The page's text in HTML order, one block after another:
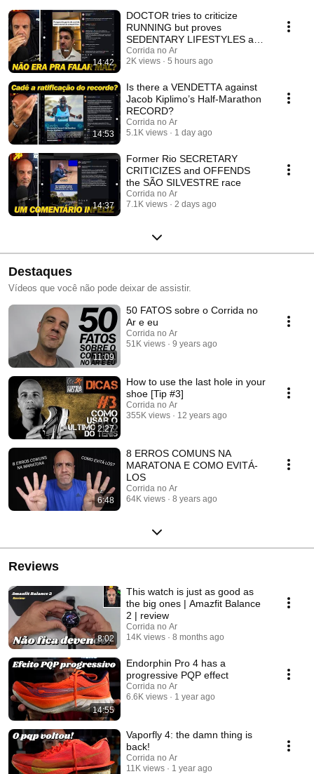
14:42
DOCTOR tries to criticize
RUNNING but proves
SEDENTARY LIFESTYLES are
worse
Corrida no Ar
2K views
5 hours ago
14:53
Is there a VENDETTA against
Jacob Kiplimo’s Half-Marathon
RECORD?
Corrida no Ar
5.1K views
1 day ago
14:37
Former Rio SECRETARY
CRITICIZES and OFFENDS
the SÃO SILVESTRE race
Corrida no Ar
7.1K views
2 days ago
Destaques
Vídeos que você não pode deixar de assistir.
11:09
50 FATOS sobre o Corrida no
Ar e eu
Corrida no Ar
51K views
9 years ago
2:27
How to use the last hole in your
shoe [Tip #3]
Corrida no Ar
355K views
12 years ago
6:48
8 ERROS COMUNS NA
MARATONA E COMO EVITÁ-
LOS
Corrida no Ar
64K views
8 years ago
Reviews
8:02
This watch is just as good as
the big ones | Amazfit Balance
2 | review
Corrida no Ar
14K views
8 months ago
14:55
Endorphin Pro 4 has a
progressive PQP effect
Corrida no Ar
6.6K views
1 year ago
Vaporfly 4: the damn thing is
back!
Corrida no Ar
11K views
1 year ago